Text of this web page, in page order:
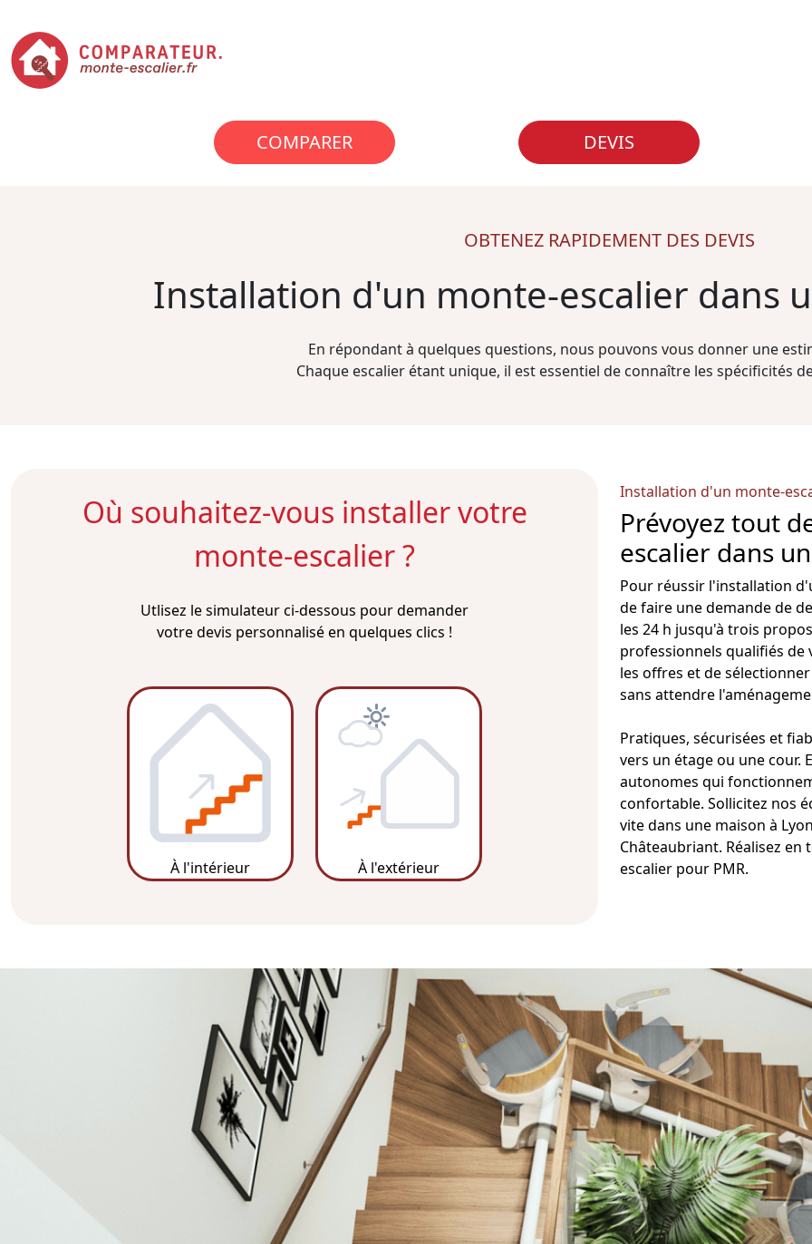
COMPARER DEVIS
OBTENEZ RAPIDEMENT DES DEVIS
Installation d'un monte-escalier dans
En répondant à quelques questions, nous pouvons vous donner une
Chaque escalier étant unique, il est essentiel de connaître les spécificités
Où souhaitez-vous installer votre
monte-escalier ?
Utlisez le simulateur ci-dessous pour demander
votre devis personnalisé en quelques clics !
À l'intérieur À l'extérieur
Installation d'un monte-
Prévoyez tout
escalier dans
Pour réussir l'installation
de faire une demande de
les 24 h jusqu'à trois
professionnels qualifiés de
les offres et de
sans attendre
Pratiques, sécurisées et
vers un étage ou une cour.
autonomes qui
confortable. Sollicitez nos
vitedans une maison à
Châteaubriant. Réalisez
escalier pour PMR.